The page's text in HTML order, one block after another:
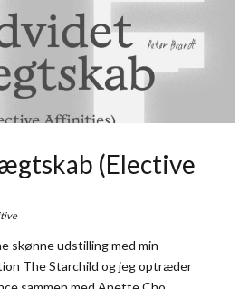
(Elective
skønne udstilling med min
The Starchild og jeg optræder